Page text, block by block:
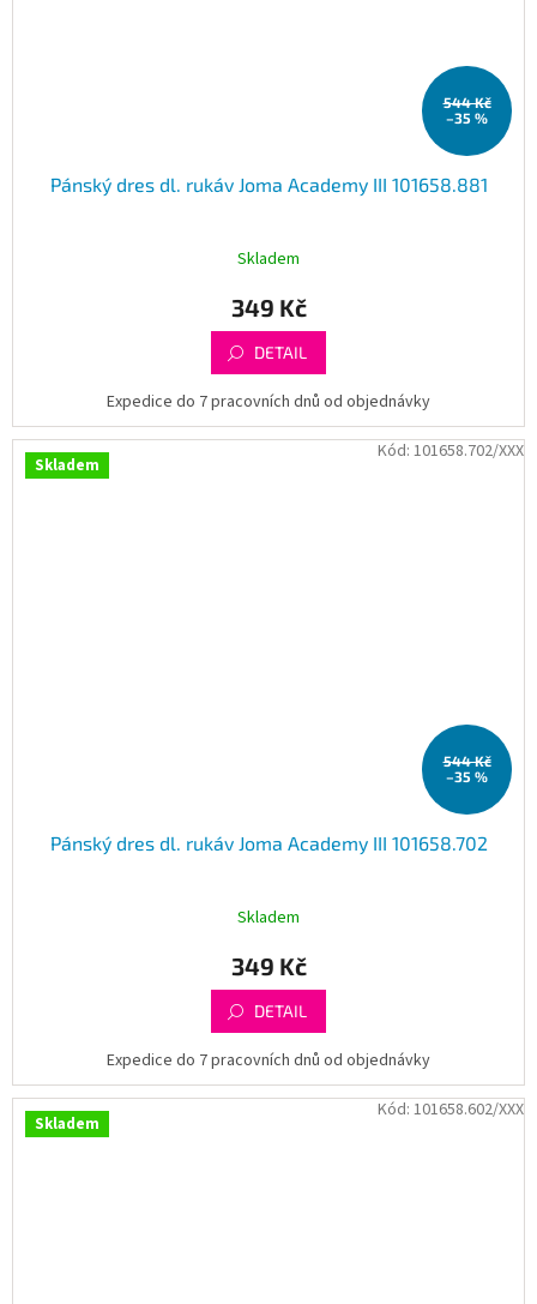
544 Kč
–35 %
Pánský dres dl. rukáv Joma Academy III 101658.881
Skladem
349 Kč
DETAIL
Expedice do 7 pracovních dnů od objednávky
Skladem
544 Kč
–35 %
Pánský dres dl. rukáv Joma Academy III 101658.702
Skladem
349 Kč
DETAIL
Expedice do 7 pracovních dnů od objednávky
Kód: 101658.702/XXX
Skladem
Kód: 101658.602/XXX